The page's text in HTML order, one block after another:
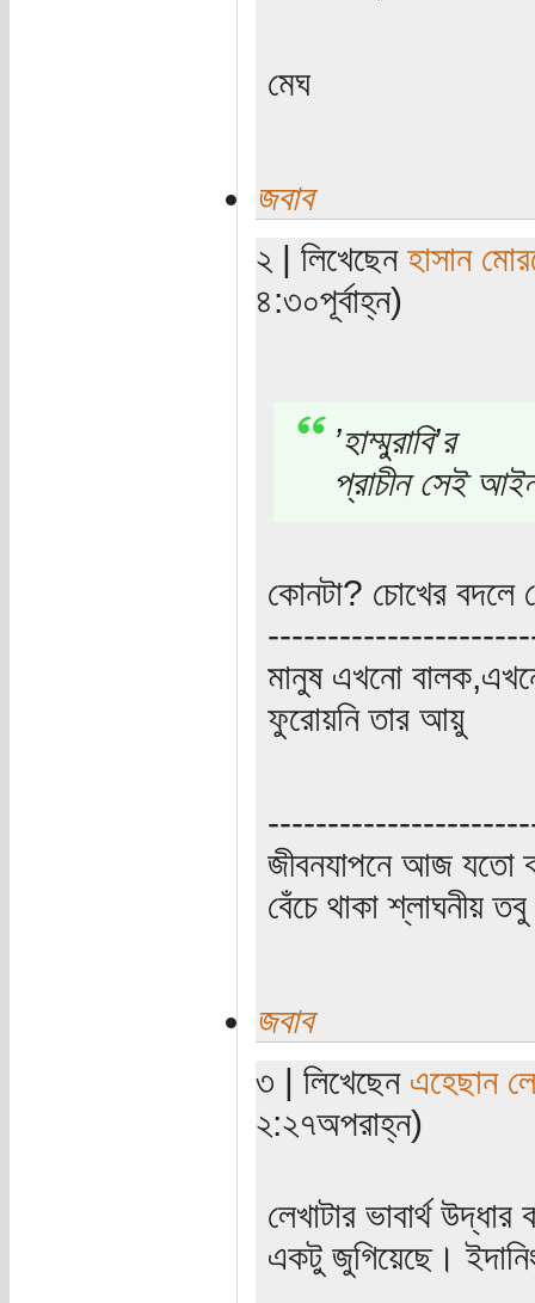
মেঘ
জবাব
২ | লিখেছেন হাসান
৪:৩০পূর্বাহ্ন)
’হাম্মুরাবি’র
প্রাচীন সেই
কোনটা? চোখের বদলে
মানুষ এখনো
ফুরোয়নি তার আয়ু
জীবনযাপনে আজ যতো
বেঁচে থাকা শ্লাঘনীয়
জবাব
৩ | লিখেছেন এহেছান
২:২৭অপরাহ্ন)
লেখাটার ভাবার্থ
একটু জুগিয়েছে।